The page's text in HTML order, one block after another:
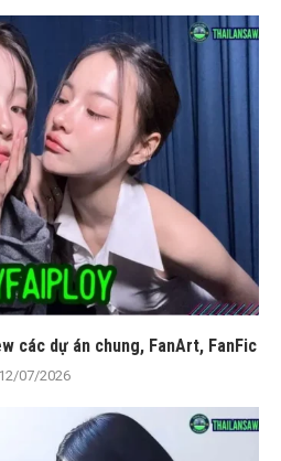
các dự án chung, FanArt, FanFic
12/07/2026